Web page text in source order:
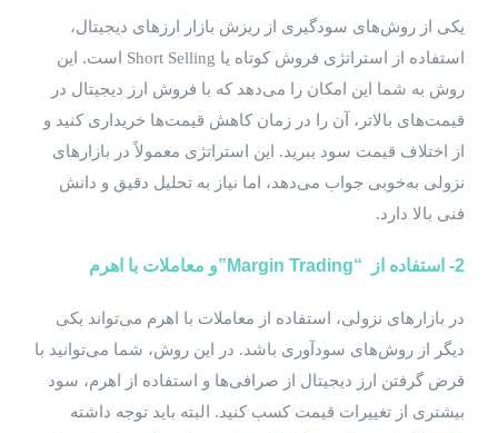
یکی از روش‌های سودگیری از ریزش بازار ارزهای دیجیتال،
استفاده از استراتژی فروش کوتاه یا Short Selling است. این
روش به شما این امکان را می‌دهد که با فروش ارز دیجیتال در
قیمت‌های بالاتر، آن را در زمان کاهش قیمت‌ها خریداری کنید و
از اختلاف قیمت سود ببرید. این استراتژی معمولاً در بازارهای
نزولی به‌خوبی جواب می‌دهد، اما نیاز به تحلیل دقیق و دانش
فنی بالا دارد.
2- استفاده از “Margin Trading” و معاملات با اهرم
در بازارهای نزولی، استفاده از معاملات با اهرم می‌تواند یکی
دیگر از روش‌های سودآوری باشد. در این روش، شما می‌توانید با
قرض گرفتن ارز دیجیتال از صرافی‌ها و استفاده از اهرم، سود
بیشتری از تغییرات قیمت کسب کنید. البته باید توجه داشته